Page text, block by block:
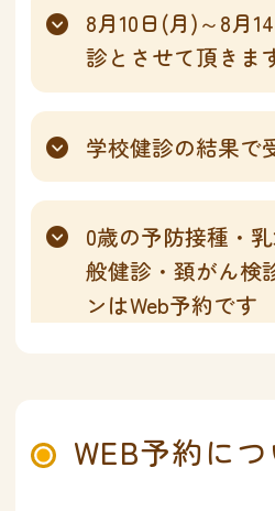
8月10日(月)～8月
診とさせて頂きま
学校健診の結果で
0歳の予防接種・
般健診・頚がん検
ンはWeb予約です
WEB予約に